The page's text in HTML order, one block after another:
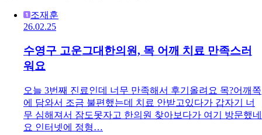
조재훈
26.02.25
수영구 고운그대한의원, 목 어깨 치료 만족스러
워요
오늘 3번째 진료인데 너무 만족해서 후기올려요 목?어깨쪽
에 담와서 조금 불편했는데 치료 안받고있다가 갑자기 너
무 심해져서 잠도못자고 한의원 찾아보다가 여기 방문했네
요 인터넷에 정형…